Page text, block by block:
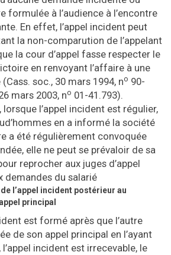
formulée à l’audience à l’encontre
En effet, l’appel incident peut
la non-comparution de l’appelant
la cour d’appel fasse respecter le
en renvoyant l’affaire à une
soc., 30 mars 1994, no 90-
mars 2003, no 01-41.793).
lorsque l’appel incident est régulier,
en a informé la société
a été régulièrement convoquée
elle ne peut se prévaloir de sa
reprocher aux juges d’appel
demandes du salarié
l’appel incident postérieur au
principal
est formé après que l’autre
de son appel principal en l’ayant
incident est irrecevable, le